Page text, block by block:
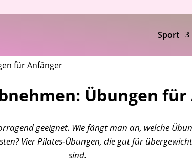
Sport
für Anfänger
Übungen
geeignet. Wie fängt man an, welche
Vier Pilates-Übungen, die gut für
sind.